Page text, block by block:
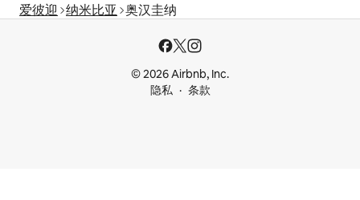
爱彼迎 纳米比亚 奥汉圭纳
© 2026 Airbnb, Inc.
隐私
条款